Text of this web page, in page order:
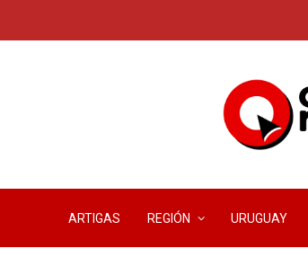
ARTIGAS REGIÓN URUGUAY